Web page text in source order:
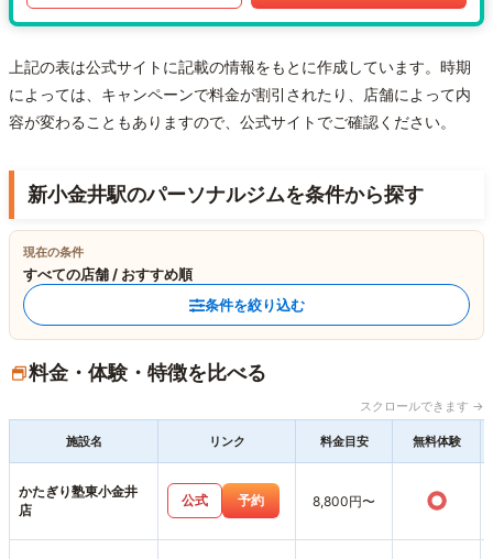
上記の表は公式サイトに記載の情報をもとに作成しています。時期
によっては、キャンペーンで料金が割引されたり、店舗によって内
容が変わることもありますので、公式サイトでご確認ください。
新小金井駅のパーソナルジムを条件から探す
現在の条件
すべての店舗 / おすすめ順
条件を絞り込む
料金・体験・特徴を比べる
スクロールできます →
施設名 リンク 料金目安 無料体験
かたぎり塾東小金井
店
公式 予約 8,800円〜 ○